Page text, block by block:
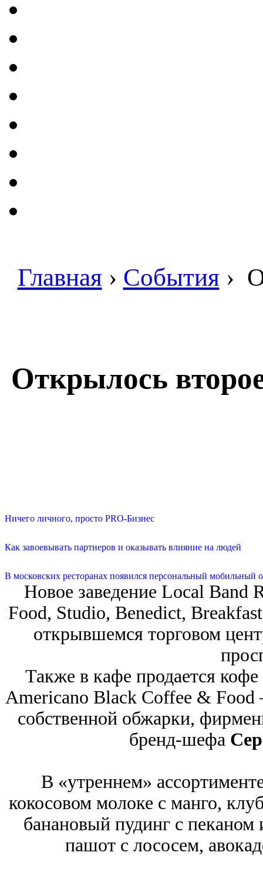
Главная › События ›
Открылось
Ничего личного, просто PRO-Бизнес
Как завоевывать партнеров и оказывать влияние на людей
В московских ресторанах появился персональный мобильный
Новое заведение Local Band
Food, Studiо, Benedict,
открывшемся торговом
Также в кафе продается
Americano Black Coffee & Food
собственной обжарки,
бренд-шефа
В «утреннем»
кокосовом молоке с манго,
банановый пудинг с пеканом
пашот с лососем,